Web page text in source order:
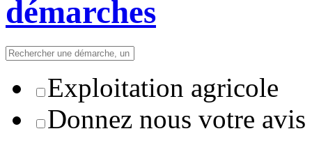
Exploitation agricole
Donnez nous votre avis